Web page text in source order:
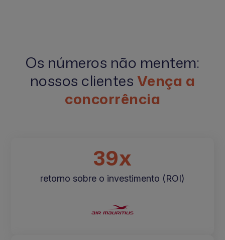
Os números não mentem:
nossos clientes Vença a
concorrência
39x
retorno sobre o investimento (ROI)